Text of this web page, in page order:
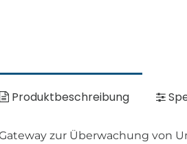
Produktbeschreibung
zur Überwachung